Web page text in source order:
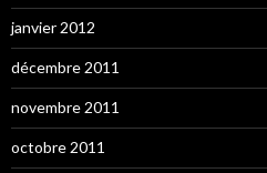
janvier 2012
décembre 2011
novembre 2011
octobre 2011